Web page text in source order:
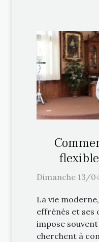
Dimanche 13/
La vie
effrénés et ses
impose
cherchent à